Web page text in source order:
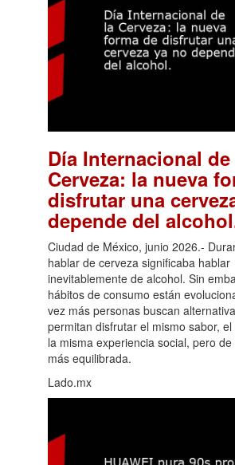
Día Internacional
Cerveza: la nueva
disfrutar una
depende del
Ciudad de México, junio 2026.-
hablar de cerveza significaba hablar
inevitablemente de alcohol. Sin
hábitos de consumo están
vez más personas buscan
permitan disfrutar el mismo sabor,
la misma experiencia social, pero
más equilibrada.
Lado.mx